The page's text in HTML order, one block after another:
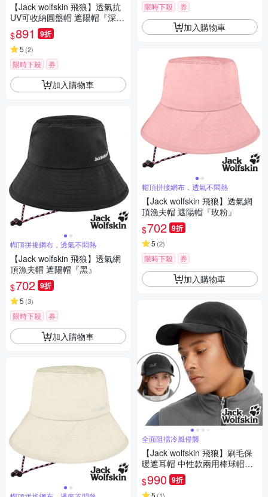
【Jack wolfskin 飛狼】透氣抗
UV可收納圓盤帽 遮陽帽『深
灰』
$891 9折
5 (2)
限時下殺 券
加入購物車
帽頂拼接網布，透氣不悶熱
【Jack wolfskin 飛狼】透氣網
頂漁夫帽 遮陽帽『黑』
$702 9折
5 (3)
限時下殺 券
加入購物車
限時下殺 券
加入購物車
帽頂拼接網布，透氣不悶熱
【Jack wolfskin 飛狼】透氣網
頂漁夫帽 遮陽帽『玫粉』
$702 9折
5 (2)
限時下殺 券
加入購物車
全面阻擋冷風侵襲
【Jack wolfskin 飛狼】刷毛保
暖遮耳帽 中性款兩用棒球帽
『黑』
$990 9折